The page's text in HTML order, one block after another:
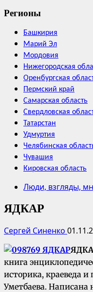
Регионы
Башкирия
Марий Эл
Мордовия
Нижегородская
Оренбургская
Пермский край
Самарская область
Свердловская
Татарстан
Удмуртия
Челябинская
Чувашия
Кировская область
Люди, взгляды,
ЯДКАР
Сергей Синенко
книга
историка, краеведа
Уметбаева. Написана